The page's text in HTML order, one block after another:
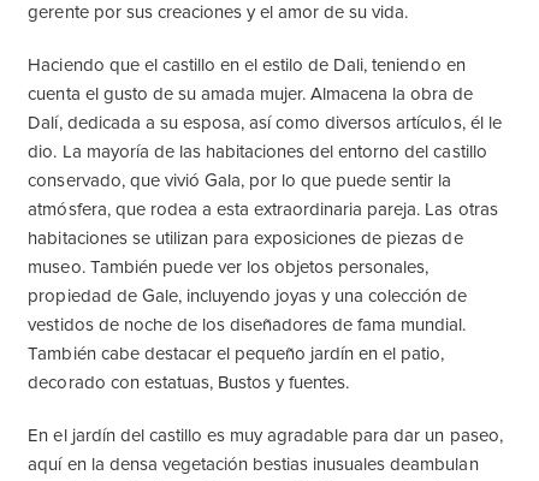
gerente por sus creaciones y el amor de su vida.
Haciendo que el castillo en el estilo de Dali, teniendo en
cuenta el gusto de su amada mujer. Almacena la obra de
Dalí, dedicada a su esposa, así como diversos artículos, él le
dio. La mayoría de las habitaciones del entorno del castillo
conservado, que vivió Gala, por lo que puede sentir la
atmósfera, que rodea a esta extraordinaria pareja. Las otras
habitaciones se utilizan para exposiciones de piezas de
museo. También puede ver los objetos personales,
propiedad de Gale, incluyendo joyas y una colección de
vestidos de noche de los diseñadores de fama mundial.
También cabe destacar el pequeño jardín en el patio,
decorado con estatuas, Bustos y fuentes.
En el jardín del castillo es muy agradable para dar un paseo,
aquí en la densa vegetación bestias inusuales deambulan